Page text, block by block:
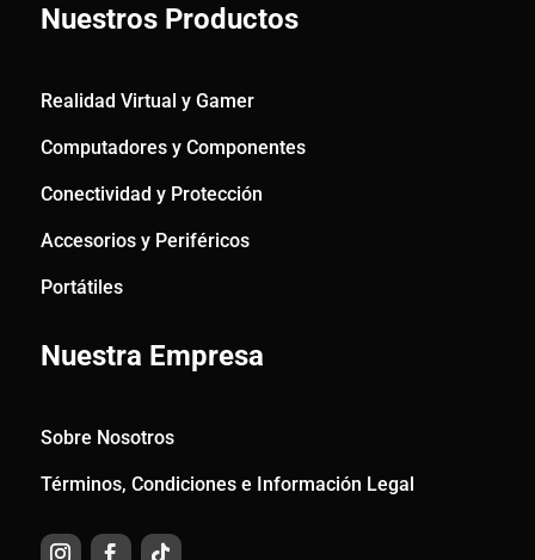
Nuestros Productos
Realidad Virtual y Gamer
Computadores y Componentes
Conectividad y Protección
Accesorios y Periféricos
Portátiles
Nuestra Empresa
Sobre Nosotros
Términos, Condiciones e Información Legal